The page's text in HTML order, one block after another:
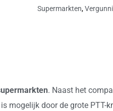
Supermarkten,
. Naast het
mogelijk door de grote PTT-